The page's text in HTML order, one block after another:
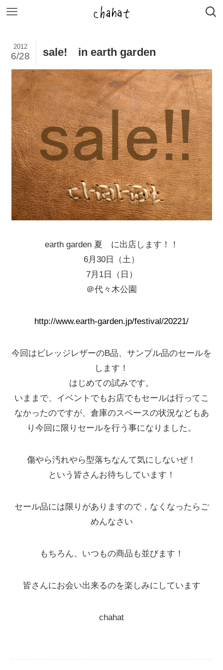
sale! in earth garden
2012
6/28
earth garden 夏 に出店します！！
6月30日（土）
7月1日（日）
＠代々木公園
http://www.earth-garden.jp/festival/20221/
今回はビレッジレザーのB品、サンプル品のセールを
します！
はじめての試みです。
いままで、イベントでもお店でもセールは行ってこ
なかったのですが、倉庫のスペースの状況などもあ
り今回に限りセールを行う事になりました。
傷やら汚れやら型落ちなんて気にしないぜ！
という皆さんお待ちしています！
セール品には限りがありますので，なくなったらご
めんなさい
もちろん、いつもの商品も並びます！
皆さんにお会い出来るのを楽しみにしています
chahat